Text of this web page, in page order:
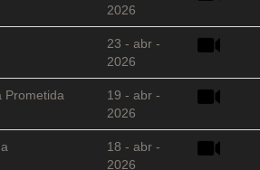
2026
23 - abr -
2026
Prometida
19 - abr -
2026
18 - abr -
2026